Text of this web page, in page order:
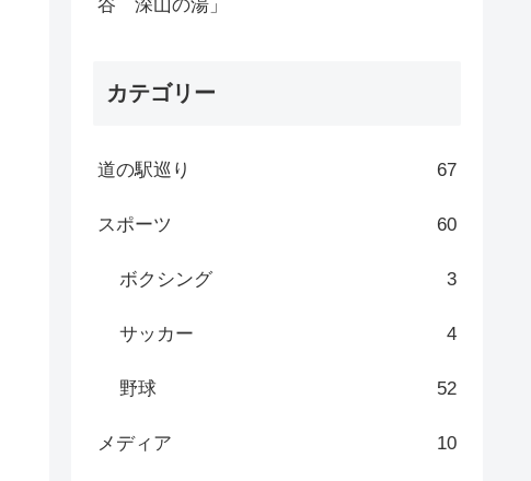
谷 深山の湯」
カテゴリー
道の駅巡り 67
スポーツ 60
ボクシング 3
サッカー 4
野球 52
メディア 10